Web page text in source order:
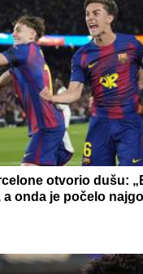
otvorio dušu:
onda je počelo